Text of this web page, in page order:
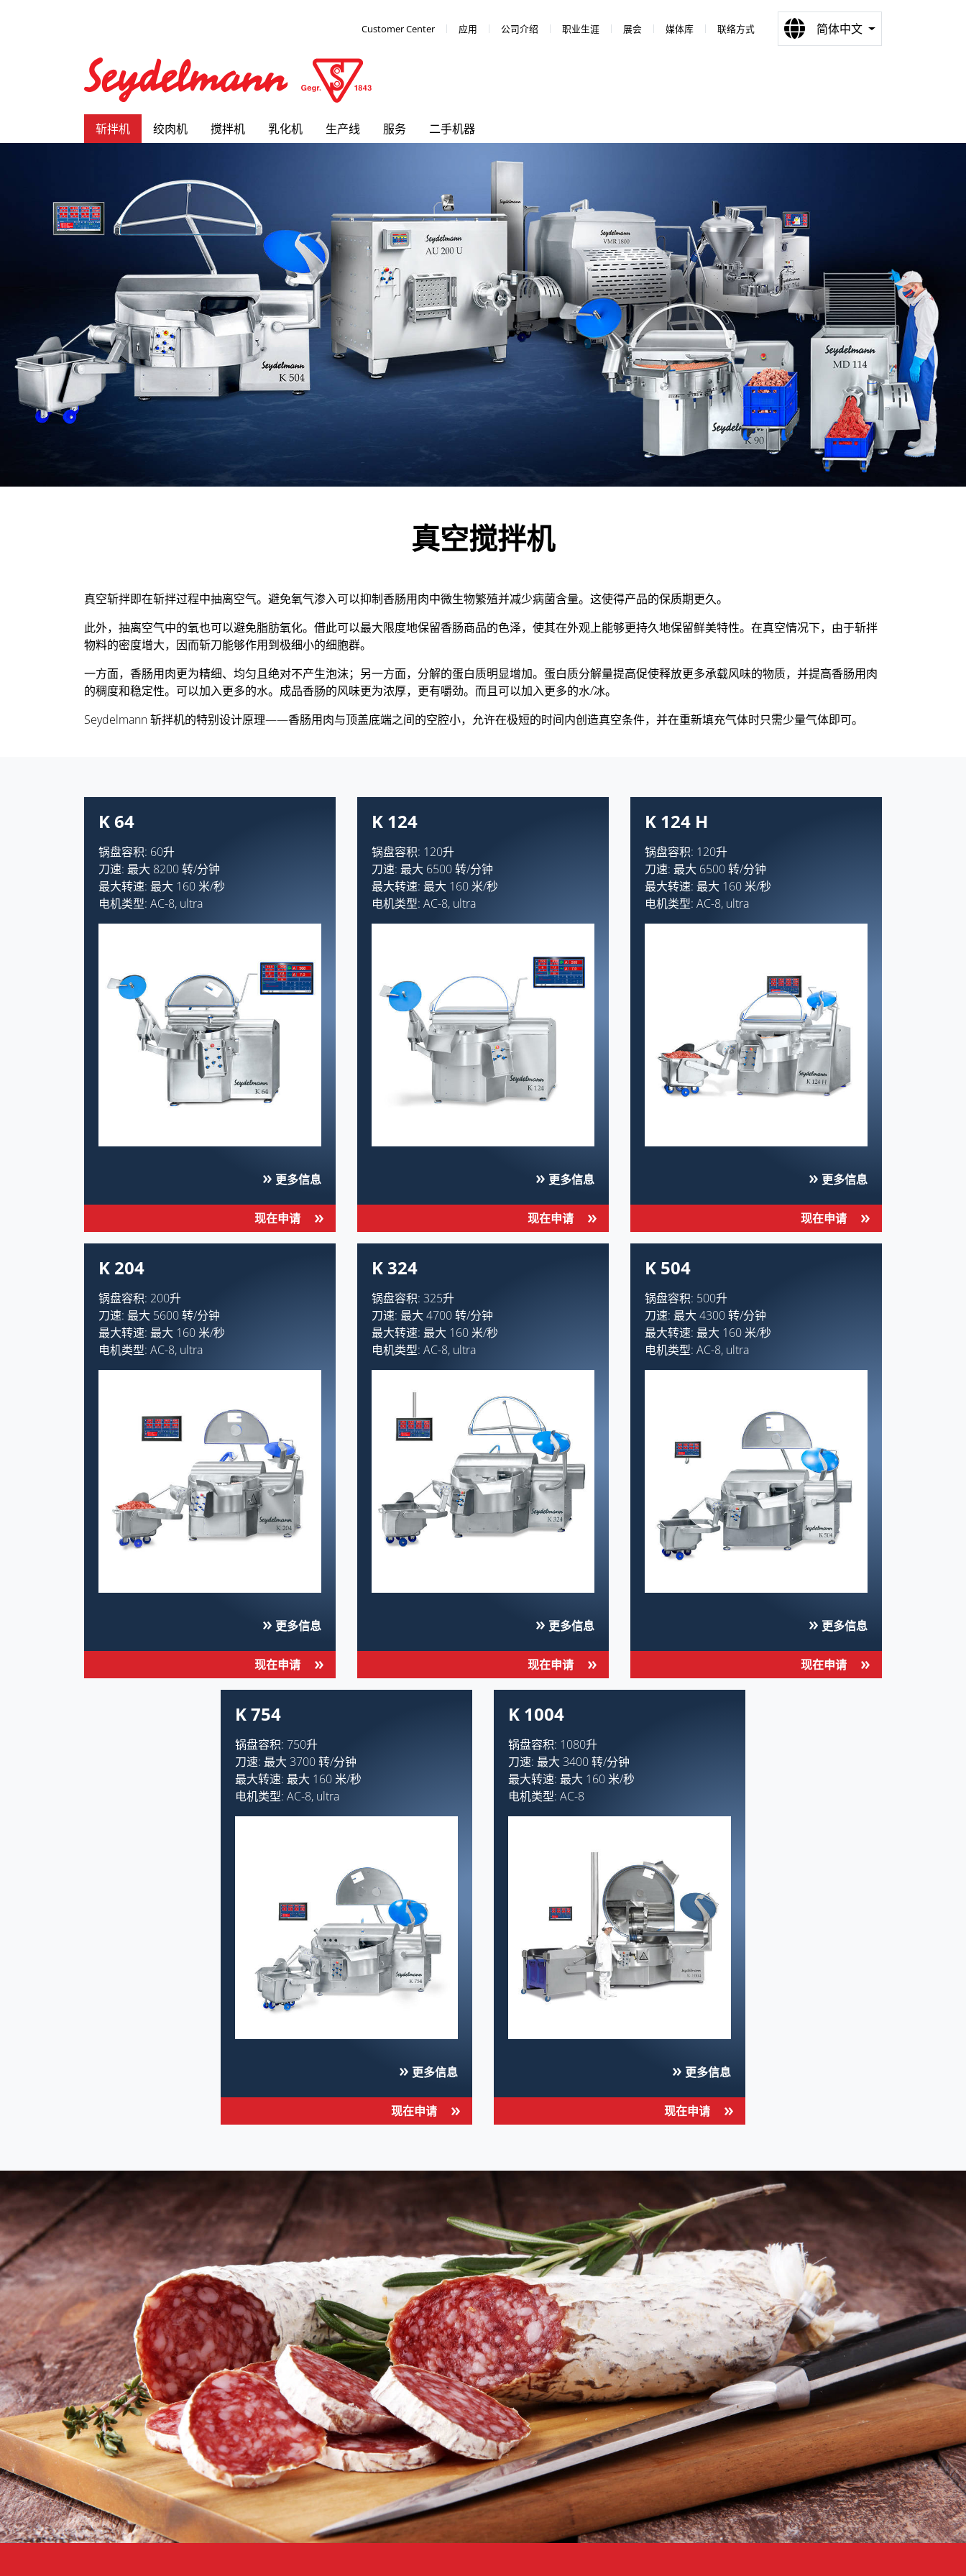
Customer Center 应用 公司介绍 职业生涯 展会 媒体库 联络方式 简体中文
斩拌机 绞肉机 搅拌机 乳化机 生产线 服务 二手机器
真空搅拌机
真空斩拌即在斩拌过程中抽离空气。避免氧气渗入可以抑制香肠用肉中微生物繁殖并减少病菌含量。这使得产品的保质期更久。
此外，抽离空气中的氧也可以避免脂肪氧化。借此可以最大限度地保留香肠商品的色泽，使其在外观上能够更持久地保留鲜美特性。在真空情况下，由于斩拌
物料的密度增大，因而斩刀能够作用到极细小的细胞群。
一方面，香肠用肉更为精细、均匀且绝对不产生泡沫；另一方面，分解的蛋白质明显增加。蛋白质分解量提高促使释放更多承载风味的物质，并提高香肠用肉
的稠度和稳定性。可以加入更多的水。成品香肠的风味更为浓厚，更有嚼劲。而且可以加入更多的水/冰。
Seydelmann 斩拌机的特别设计原理——香肠用肉与顶盖底端之间的空腔小，允许在极短的时间内创造真空条件，并在重新填充气体时只需少量气体即可。
K 64
锅盘容积: 60升
刀速: 最大 8200 转/分钟
最大转速: 最大 160 米/秒
电机类型: AC-8, ultra
更多信息
现在申请
K 124
锅盘容积: 120升
刀速: 最大 6500 转/分钟
最大转速: 最大 160 米/秒
电机类型: AC-8, ultra
更多信息
现在申请
K 124 H
锅盘容积: 120升
刀速: 最大 6500 转/分钟
最大转速: 最大 160 米/秒
电机类型: AC-8, ultra
更多信息
现在申请
K 204
锅盘容积: 200升
刀速: 最大 5600 转/分钟
最大转速: 最大 160 米/秒
电机类型: AC-8, ultra
更多信息
现在申请
K 324
锅盘容积: 325升
刀速: 最大 4700 转/分钟
最大转速: 最大 160 米/秒
电机类型: AC-8, ultra
更多信息
现在申请
K 504
锅盘容积: 500升
刀速: 最大 4300 转/分钟
最大转速: 最大 160 米/秒
电机类型: AC-8, ultra
更多信息
现在申请
K 754
锅盘容积: 750升
刀速: 最大 3700 转/分钟
最大转速: 最大 160 米/秒
电机类型: AC-8, ultra
更多信息
现在申请
K 1004
锅盘容积: 1080升
刀速: 最大 3400 转/分钟
最大转速: 最大 160 米/秒
电机类型: AC-8
更多信息
现在申请